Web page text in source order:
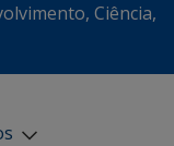
Ciência,